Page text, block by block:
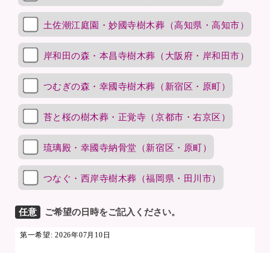
土佐潮江庭園・妙國寺樹木葬（高知県・高知市）
岸和田の森・本昌寺樹木葬（大阪府・岸和田市）
つむぎの森・幸國寺樹木葬（新宿区・原町）
苔と桜の樹木葬・正覚寺（京都市・右京区）
琉璃殿・幸國寺納骨堂（新宿区・原町）
つなぐ・西岸寺樹木葬（福岡県・田川市）
任意 ご希望の日時をご記入ください。